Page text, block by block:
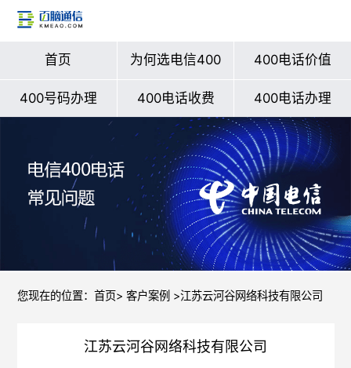
首页 为何选电信400 400电话价值
400号码办理 400电话收费 400电话办理
您现在的位置： 首页> 客户案例 >江苏云河谷网络科技有限公司
江苏云河谷网络科技有限公司